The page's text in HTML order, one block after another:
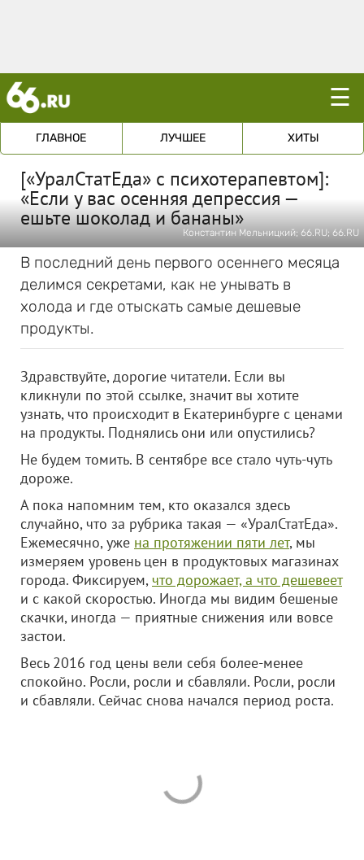
☰
ГЛАВНОЕ ЛУЧШЕЕ ХИТЫ
[«УралСтатЕда» с психотерапевтом]:
«Если у вас осенняя депрессия —
ешьте шоколад и бананы»
Константин Мельницкий; 66.RU; 66.RU
В последний день первого осеннего месяца
делимся секретами, как не унывать в
холода и где отыскать самые дешевые
продукты.
Здравствуйте, дорогие читатели. Если вы
кликнули по этой ссылке, значит вы хотите
узнать, что происходит в Екатеринбурге с ценами
на продукты. Поднялись они или опустились?
Не будем томить. В сентябре все стало чуть-чуть
дороже.
А пока напомним тем, кто оказался здесь
случайно, что за рубрика такая — «УралСтатЕда».
Ежемесячно, уже на протяжении пяти лет, мы
измеряем уровень цен в продуктовых магазинах
города. Фиксируем,что дорожает, а что дешевеет
и с какой скоростью. Иногда мы видим бешеные
скачки, иногда — приятные снижения или вовсе
застои.
Весь 2016 год цены вели себя более-менее
спокойно. Росли, росли и сбавляли. Росли, росли
и сбавляли. Сейчас снова начался период роста.